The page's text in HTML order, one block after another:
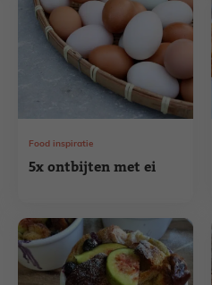
5x ontbijten met ei
Food inspiratie